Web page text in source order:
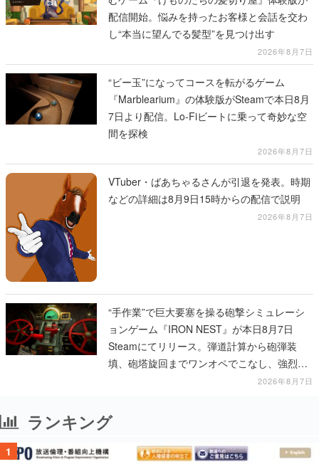
配信開始。悩みを持ったお客様と会話を交わ
し“本当に望んでる髪型”を見つけ出す
2026年8月7日
“ビー玉”になってコースを転がるゲーム
『Marblearium』の体験版がSteamで本日8月
7日より配信。Lo-Fiビートに乗って奇妙な空
間を探検
2026年8月7日
VTuber・ばあちゃるさんが引退を発表。時期
などの詳細は8月9日15時からの配信で説明
2026年8月7日
“手作業”で巨大要塞を操る砲撃シミュレーシ
ョンゲーム『IRON NEST』が本日8月7日
Steamにてリリース。弾道計算から砲弾装
填、砲塔旋回までワンオペでこなし、強烈な
一撃をブチかませるロマンある作品2026年8月7日
ランキング
1